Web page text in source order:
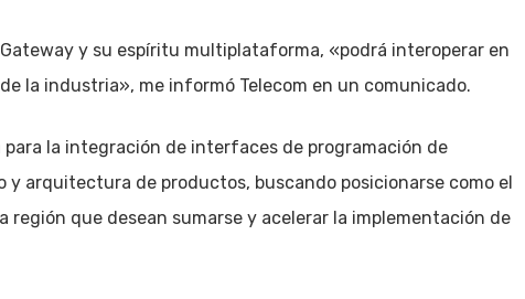
y su espíritu multiplataforma, «podrá interoperar en
la industria», me informó Telecom en un comunicado.
la integración de interfaces de programación de
y arquitectura de productos, buscando posicionarse como el
región que desean sumarse y acelerar la implementación de